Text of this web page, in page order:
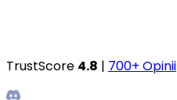
TrustScore 4.8 | 700+ Opinii